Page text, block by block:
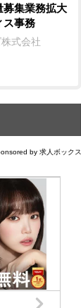
募集業務拡大
ス事務
式会社
by 求人ボックス